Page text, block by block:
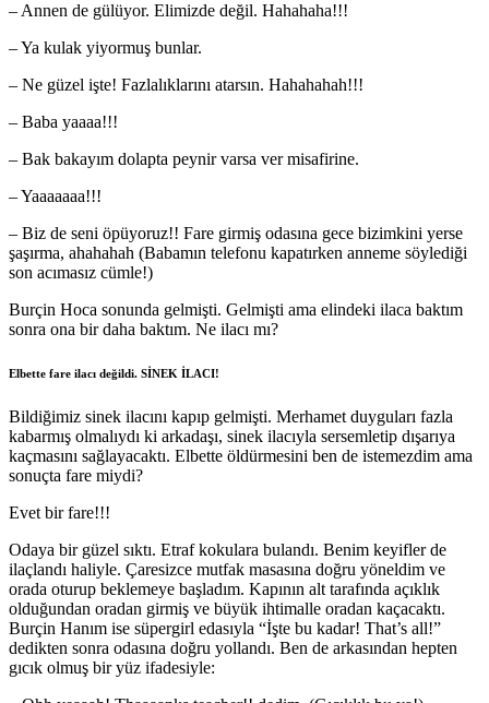
– Annen de gülüyor. Elimizde değil. Hahahaha!!!
– Ya kulak yiyormuş bunlar.
– Ne güzel işte! Fazlalıklarını atarsın. Hahahahah!!!
– Baba yaaaa!!!
– Bak bakayım dolapta peynir varsa ver misafirine.
– Yaaaaaaa!!!
– Biz de seni öpüyoruz!! Fare girmiş odasına gece bizimkini yerse
şaşırma, ahahahah (Babamın telefonu kapatırken anneme söylediği
son acımasız cümle!)
Burçin Hoca sonunda gelmişti. Gelmişti ama elindeki ilaca baktım
sonra ona bir daha baktım. Ne ilacı mı?
Elbette fare ilacı değildi. SİNEK İLACI!
Bildiğimiz sinek ilacını kapıp gelmişti. Merhamet duyguları fazla
kabarmış olmalıydı ki arkadaşı, sinek ilacıyla sersemletip dışarıya
kaçmasını sağlayacaktı. Elbette öldürmesini ben de istemezdim ama
sonuçta fare miydi?
Evet bir fare!!!
Odaya bir güzel sıktı. Etraf kokulara bulandı. Benim keyifler de
ilaçlandı haliyle. Çaresizce mutfak masasına doğru yöneldim ve
orada oturup beklemeye başladım. Kapının alt tarafında açıklık
olduğundan oradan girmiş ve büyük ihtimalle oradan kaçacaktı.
Burçin Hanım ise süpergirl edasıyla “İşte bu kadar! That’s all!”
dedikten sonra odasına doğru yollandı. Ben de arkasından hepten
gıcık olmuş bir yüz ifadesiyle: